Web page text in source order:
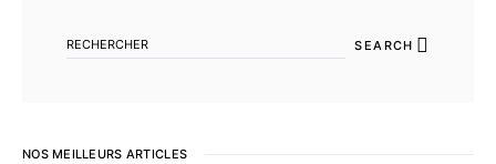
SEARCH
NOS MEILLEURS ARTICLES